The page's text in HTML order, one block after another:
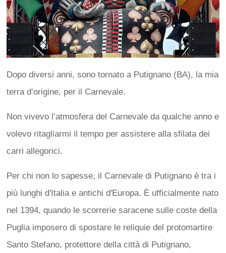
Dopo diversi anni, sono tornato a Putignano (BA), la mia
terra d’origine, per il Carnevale.
Non vivevo l’atmosfera del Carnevale da qualche anno e
volevo ritagliarmi il tempo per assistere alla sfilata dei
carri allegorici.
Per chi non lo sapesse, il Carnevale di Putignano è tra i
più lunghi d'Italia e antichi d'Europa. È ufficialmente nato
nel 1394, quando le scorrerie saracene sulle coste della
Puglia imposero di spostare le reliquie del protomartire
Santo Stefano, protettore della città di Putignano,